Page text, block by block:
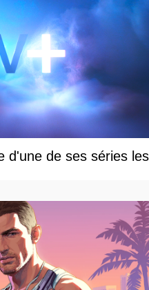
d'une de ses séries les